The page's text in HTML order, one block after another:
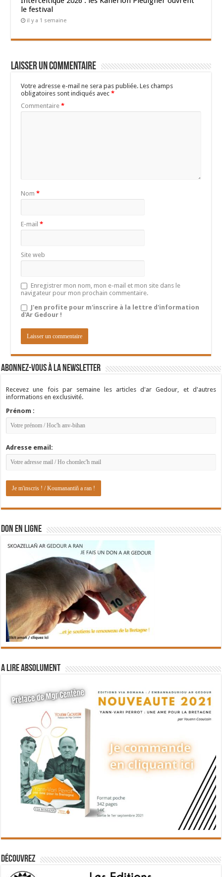
le festival
il y a 1 semaine
Laisser un commentaire
Votre adresse e-mail ne sera pas publiée. Les champs
obligatoires sont indiqués avec*
Commentaire*
Nom*
E-mail*
Site web
Enregistrer mon nom, mon e-mail et mon site dans le
navigateur pour mon prochain commentaire.
J'en profite pour m'inscrire à la lettre d'information
d'Ar Gedour !
Abonnez-vous à la newsletter
Recevez une fois par semaine les articles d'ar Gedour, et d'autres
informations en exclusivité.
Prénom :
Adresse email:
DON EN LIGNE
A lire absolument
Découvrez